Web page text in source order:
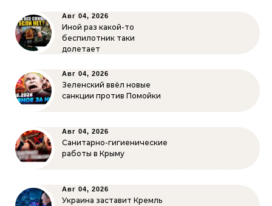
Авг 04, 2026
Иной раз какой-то
беспилотник таки
долетает
Авг 04, 2026
Зеленский ввёл новые
санкции против Помойки
Авг 04, 2026
Санитарно-гигиенические
работы в Крыму
Авг 04, 2026
Украина заставит Кремль